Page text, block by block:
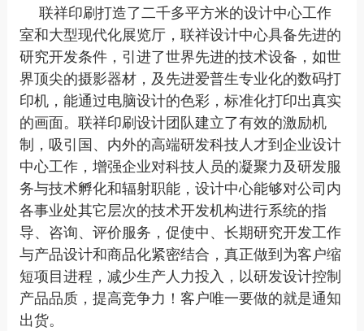
联祥印刷打造了二千多平方米的设计中心工作
室和大型现代化展览厅，联祥设计中心具备先进的
研究开发条件，引进了世界先进的技术设备，如世
界顶尖的摄影器材，及先进爱普生专业化的数码打
印机，能通过电脑设计的色彩，标准化打印出真实
的画面。 联祥印刷设计团队建立了有效的激励机
制，吸引国、内外的高端研发科技人才到企业设计
中心工作，增强企业对科技人员的凝聚力及研发服
务与技术孵化和辐射职能，设计中心能够对公司内
各事业处其它层次的技术开发机构进行系统的指
导、咨询、评价服务，促使中、长期研究开发工作
与产品设计和商品化紧密结合，真正做到为客户缩
短项目进程，减少生产人力投入，以研发设计控制
产品品质，提高竞争力！客户唯一要做的就是通知
出货。